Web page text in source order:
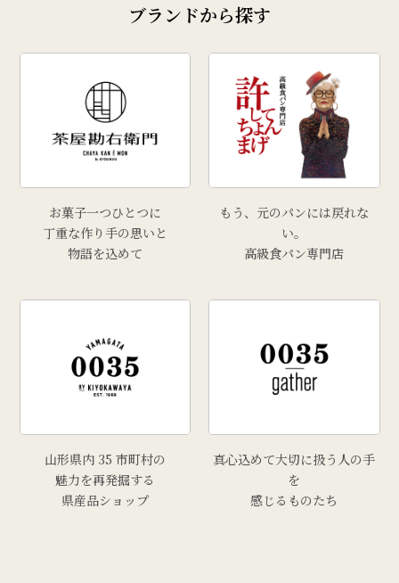
ブランドから探す
お菓子一つひとつに
丁重な作り手の思いと
物語を込めて
もう、元のパンには戻れな
い。
高級食パン専門店
山形県内 35 市町村の
魅力を再発掘する
県産品ショップ
真心込めて大切に扱う人の手
を
感じるものたち